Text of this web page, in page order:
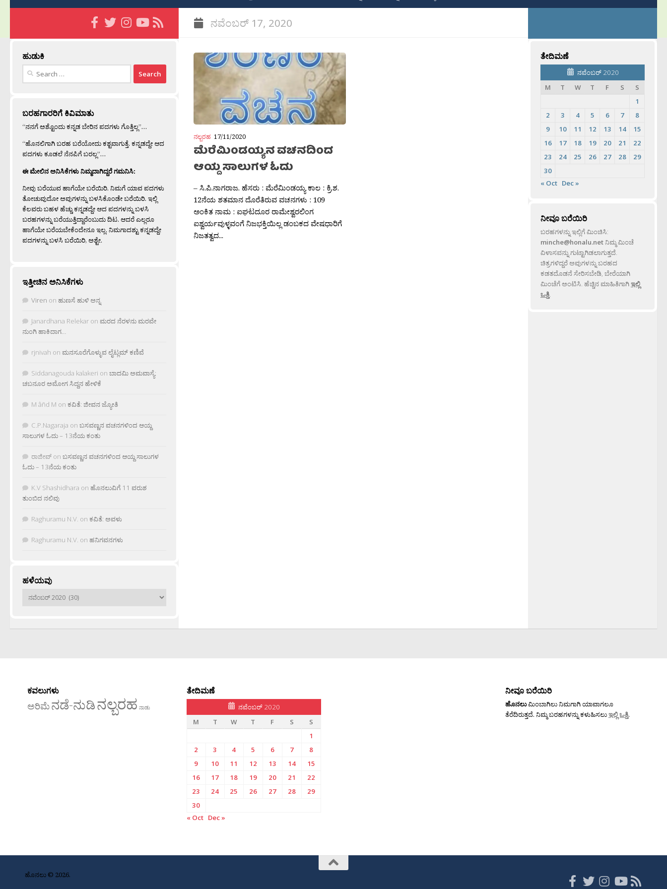
ನವೆಂಬರ್ 17, 2020
ನಲ್ಬರಹ 17/11/2020
ಮೆರೆಮಿಂಡಯ್ಯನ ವಚನದಿಂದ
ಆಯ್ದ ಸಾಲುಗಳ ಓದು
– ಸಿ.ಪಿ.ನಾಗರಾಜ. ಹೆಸರು : ಮೆರೆಮಿಂಡಯ್ಯ ಕಾಲ : ಕ್ರಿ.ಶ.
12ನೆಯ ಶತಮಾನ ದೊರೆತಿರುವ ವಚನಗಳು : 109
ಅಂಕಿತ ನಾಮ : ಐಘಟದೂರ ರಾಮೇಶ್ವರಲಿಂಗ
ಐಶ್ವರ್ಯವುಳ್ಳವಂಗೆ ನಿಜಭಕ್ತಿಯಿಲ್ಲ ಡಂಬಕದ ವೇಷಧಾರಿಗೆ
ನಿಜತತ್ವದ...
ಹುಡುಕಿ
Search
ಬರಹಗಾರರಿಗೆ ಕಿವಿಮಾತು
“ನನಗೆ ಅಶ್ಟೊಂದು ಕನ್ನಡ ಬೇರಿನ ಪದಗಳು ಗೊತ್ತಿಲ್ಲ”…
“ಹೊನಲಿಗಾಗಿ ಬರಹ ಬರೆಯೋದು ಕಶ್ಟವಾಗುತ್ತೆ. ಕನ್ನಡದ್ದೇ ಆದ
ಪದಗಳು ಕೂಡಲೆ ನೆನಪಿಗೆ ಬರಲ್ಲ”…
ಈ ಮೇಲಿನ ಅನಿಸಿಕೆಗಳು ನಿಮ್ಮದಾಗಿದ್ದರೆ ಗಮನಿಸಿ:
ನೀವು ಬರೆಯುವ ಹಾಗೆಯೇ ಬರೆಯಿರಿ. ನಿಮಗೆ ಯಾವ ಪದಗಳು
ತೋಚುವುದೋ ಅವುಗಳನ್ನು ಬಳಸಿಕೊಂಡೇ ಬರೆಯಿರಿ. ಇಲ್ಲಿ
ಕೆಲವರು ಬಹಳ ಹೆಚ್ಚು ಕನ್ನಡದ್ದೇ ಆದ ಪದಗಳನ್ನು ಬಳಸಿ
ಬರಹಗಳನ್ನು ಬರೆಯುತ್ತಿದ್ದಾರೆಂಬುದು ದಿಟ. ಆದರೆ ಎಲ್ಲರೂ
ಹಾಗೆಯೇ ಬರೆಯಬೇಕೆಂದೇನೂ ಇಲ್ಲ. ನಿಮಗಾದಶ್ಟು ಕನ್ನಡದ್ದೇ
ಪದಗಳನ್ನು ಬಳಸಿ ಬರೆಯಿರಿ, ಅಶ್ಟೇ.
ಇತ್ತೀಚಿನ ಅನಿಸಿಕೆಗಳು
Viren on ಹುಣಸೆ ಹುಳಿ ಅನ್ನ
Janardhana Relekar on ಮರದ ನೆರಳನು ಮರವೇ
ನುಂಗಿ ಹಾಕಿದಾಗ…
rjnivah on ಮನಸೂರೆಗೊಳ್ಳುವ ಲೈಟ್ಲಮ್ ಕಣಿವೆ
Siddanagouda kalakeri on ಬಾದಮಿ ಅಮವಾಸ್ಯೆ:
ಚಬನೂರ ಅಮೋಗ ಸಿದ್ದನ ಹೇಳಿಕೆ
M âñd M on ಕವಿತೆ: ಜೀವನ ಜ್ಯೋತಿ
C.P.Nagaraja on ಬಸವಣ್ಣನ ವಚನಗಳಿಂದ ಆಯ್ದ
ಸಾಲುಗಳ ಓದು – 13ನೆಯ ಕಂತು
ರಾಜೀವ್ on ಬಸವಣ್ಣನ ವಚನಗಳಿಂದ ಆಯ್ದ ಸಾಲುಗಳ
ಓದು – 13ನೆಯ ಕಂತು
K.V Shashidhara on ಹೊನಲುವಿಗೆ 11 ವರುಶ
ತುಂಬಿದ ನಲಿವು
Raghuramu N.V. on ಕವಿತೆ: ಅವಳು
Raghuramu N.V. on ಹನಿಗವನಗಳು
ಹಳೆಯವು
ಹಳೆಯವು
ತೇದಿಮಣೆ
ನವೆಂಬರ್ 2020
M
T W T F S
S
1
2
3 4 5 6 7
8
9
10 11 12 13 14
15
16
17 18 19 20 21
22
23
24 25 26 27 28
29
30
« Oct Dec »
ನೀವೂ ಬರೆಯಿರಿ
ಬರಹಗಳನ್ನು ಇಲ್ಲಿಗೆ ಮಿಂಚಿಸಿ:
minche@honalu.netನಿಮ್ಮ ಮಿಂಚೆ
ವಿಳಾಸವನ್ನು ಗುಟ್ಟಾಗಿಡಲಾಗುತ್ತದೆ.
ಚಿತ್ರಗಳಿದ್ದರೆ ಅವುಗಳನ್ನು ಬರಹದ
ಕಡತದೊಡನೆ ಸೇರಿಸಬೇಡಿ, ಬೇರೆಯಾಗಿ
ಮಿಂಚೆಗೆ ಅಂಟಿಸಿ. ಹೆಚ್ಚಿನ ಮಾಹಿತಿಗಾಗಿಇಲ್ಲಿ
ಒತ್ತಿ.
ಕವಲುಗಳು
ಅರಿಮೆನಡೆ-ನುಡಿನಲ್ಬರಹ ನಾಡು
ತೇದಿಮಣೆ
ನವೆಂಬರ್ 2020
M
T W T F S
S
1
2
3 4 5 6 7
8
9
10 11 12 13 14
15
16
17 18 19 20 21
22
23
24 25 26 27 28
29
30
« Oct Dec »
ನೀವೂ ಬರೆಯಿರಿ
ಹೊನಲುಮಿಂಬಾಗಿಲು ನಿಮಗಾಗಿ ಯಾವಾಗಲೂ
ತೆರೆದಿರುತ್ತದೆ. ನಿಮ್ಮ ಬರಹಗಳನ್ನು ಕಳುಹಿಸಲುಇಲ್ಲಿ ಒತ್ತಿ.
ಹೊನಲು © 2026.